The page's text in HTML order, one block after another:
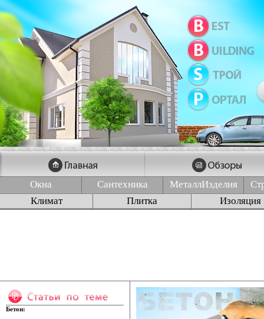
Окна Сантехника МеталлИзделия
Климат
Плитка Изоляция
Бетон: